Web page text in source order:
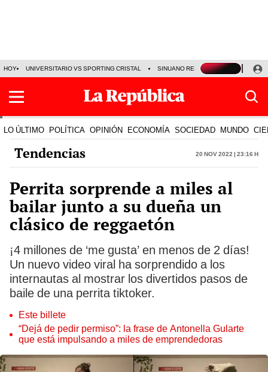
HOY UNIVERSITARIO VS SPORTING CRISTAL SINUANO RESULTADOS HOY
LO ÚLTIMO POLÍTICA OPINIÓN ECONOMÍA SOCIEDAD MUNDO
Tendencias 20 Nov 2022 | 23:16 h
Perrita sorprende a miles al
bailar junto a su dueña un
clásico de reggaetón
¡4 millones de ‘me gusta’ en menos de 2 días!
Un nuevo video viral ha sorprendido a los
internautas al mostrar los divertidos pasos de
baile de una perrita tiktoker.
Este billete
“Dejá de pedir permiso”: la frase de Antonella Gularte
que está impulsando a miles de emprendedoras